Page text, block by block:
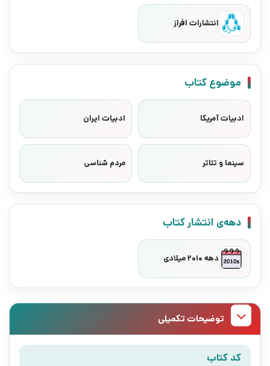
انتشارات افراز
موضوع کتاب
ادبیات آمریکا ادبیات ایران
سینما و تئاتر مردم شناسی
دهه‌ی انتشار کتاب
دهه 2010 میلادی
توضیحات تکمیلی
کد کتاب